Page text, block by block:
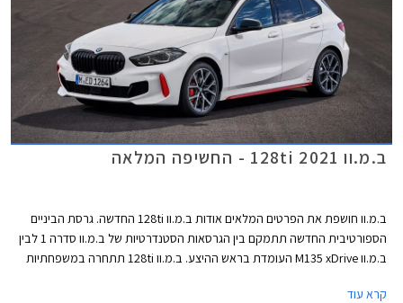
ב.מ.וו 128ti 2021 - החשיפה המלאה
ב.מ.וו חושפת את הפרטים המלאים אודות ב.מ.וו 128ti החדשה. גרסת הביניים
הספורטיבית החדשה תתמקם בין הגרסאות הסטנדרטיות של ב.מ.וו סדרה 1 לבין
ב.מ.וו M135 xDrive העומדת בראש ההיצע. ב.מ.וו 128ti תתחרה במשפחתיות
קרא עוד